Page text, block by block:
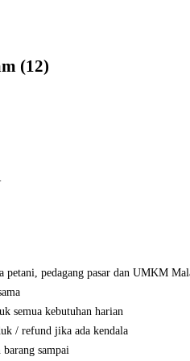
(12)
petani, pedagang pasar dan UMKM
semua kebutuhan harian
/ refund jika ada kendala
sampai